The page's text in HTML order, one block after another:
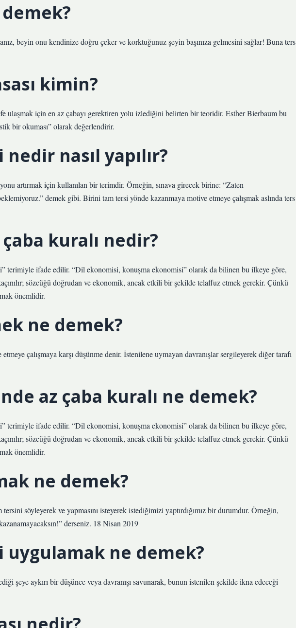
beyin onu kendinize doğru çeker ve korktuğunuz şeyin başınıza gelmesini sağlar! Buna ters
kimin?
ulaşmak için en az çabayı gerektiren yolu izlediğini belirten bir teoridir. Esther Bierbaum bu
bir okuması” olarak değerlendirir.
nasıl yapılır?
artırmak için kullanılan bir terimdir. Örneğin, sınava girecek birine: “Zaten
demek gibi. Birini tam tersi yönde kazanmaya motive etmeye çalışmak aslında ters
kuralı nedir?
terimiyle ifade edilir. “Dil ekonomisi, konuşma ekonomisi” olarak da bilinen bu ilkeye göre,
sözcüğü doğrudan ve ekonomik, ancak etkili bir şekilde telaffuz etmek gerekir. Çünkü
önemlidir.
ne demek?
çalışmaya karşı düşünme denir. İstenilene uymayan davranışlar sergileyerek diğer tarafı
az çaba kuralı ne demek?
terimiyle ifade edilir. “Dil ekonomisi, konuşma ekonomisi” olarak da bilinen bu ilkeye göre,
sözcüğü doğrudan ve ekonomik, ancak etkili bir şekilde telaffuz etmek gerekir. Çünkü
önemlidir.
ne demek?
söyleyerek ve yapmasını isteyerek istediğimizi yaptırdığımız bir durumdur. Örneğin,
derseniz. 18 Nisan 2019
uygulamak ne demek?
şeye aykırı bir düşünce veya davranışı savunarak, bunun istenilen şekilde ikna edeceği